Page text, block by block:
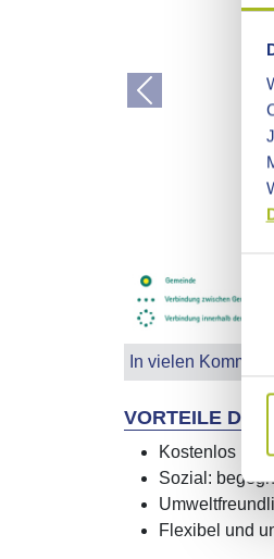
In vielen
Previous
VORTEILE
Kostenlos
Sozial:
Flexibel und